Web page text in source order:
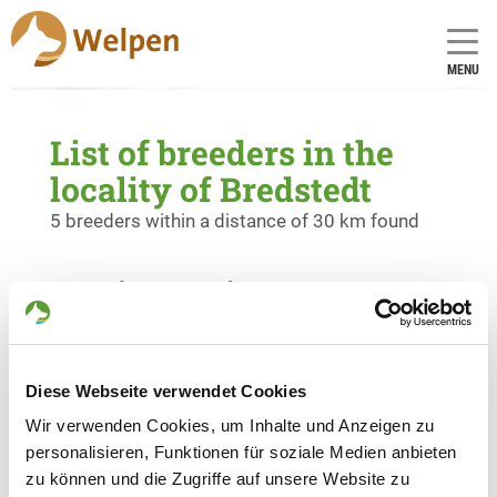
Diese Webseite verwendet Cookies
Wir verwenden Cookies, um Inhalte und Anzeigen zu
personalisieren, Funktionen für soziale Medien anbieten
zu können und die Zugriffe auf unsere Website zu
MENU
List of breeders in the
locality of Bredstedt
5 breeders within a distance of 30 km found
Kennel: vom Niehuser See
Details
24994 Osterby
Currently no puppies for sale
Kennel: von der Westerheide
Karlsmark 5